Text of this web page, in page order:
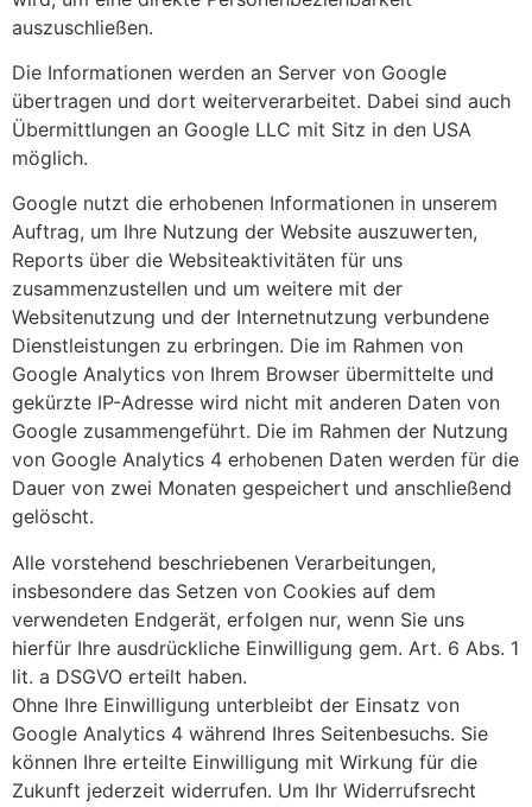
auszuschließen.
Die Informationen werden an Server von Google
übertragen und dort weiterverarbeitet. Dabei sind auch
Übermittlungen an Google LLC mit Sitz in den USA
möglich.
Google nutzt die erhobenen Informationen in unserem
Auftrag, um Ihre Nutzung der Website auszuwerten,
Reports über die Websiteaktivitäten für uns
zusammenzustellen und um weitere mit der
Websitenutzung und der Internetnutzung verbundene
Dienstleistungen zu erbringen. Die im Rahmen von
Google Analytics von Ihrem Browser übermittelte und
gekürzte IP-Adresse wird nicht mit anderen Daten von
Google zusammengeführt. Die im Rahmen der Nutzung
von Google Analytics 4 erhobenen Daten werden für die
Dauer von zwei Monaten gespeichert und anschließend
gelöscht.
Alle vorstehend beschriebenen Verarbeitungen,
insbesondere das Setzen von Cookies auf dem
verwendeten Endgerät, erfolgen nur, wenn Sie uns
hierfür Ihre ausdrückliche Einwilligung gem. Art. 6 Abs. 1
lit. a DSGVO erteilt haben.
Ohne Ihre Einwilligung unterbleibt der Einsatz von
Google Analytics 4 während Ihres Seitenbesuchs. Sie
können Ihre erteilte Einwilligung mit Wirkung für die
Zukunft jederzeit widerrufen. Um Ihr Widerrufsrecht